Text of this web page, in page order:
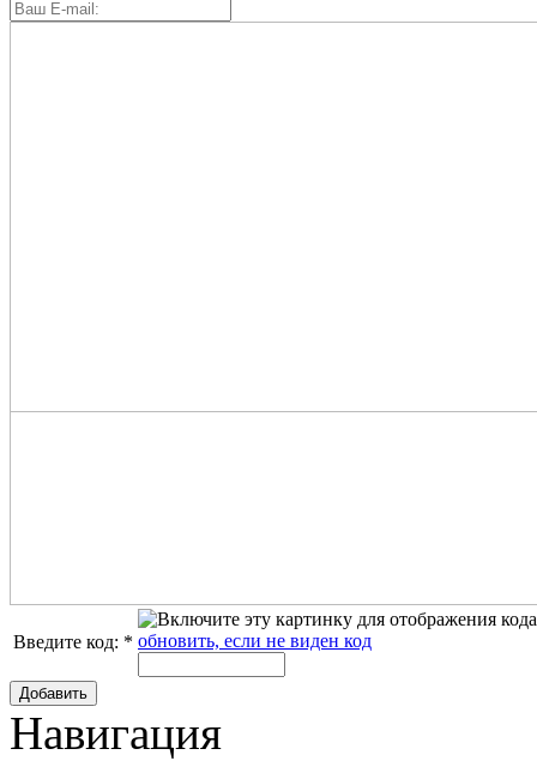
Введите код: * обновить, если не виден код
Добавить
Навигация